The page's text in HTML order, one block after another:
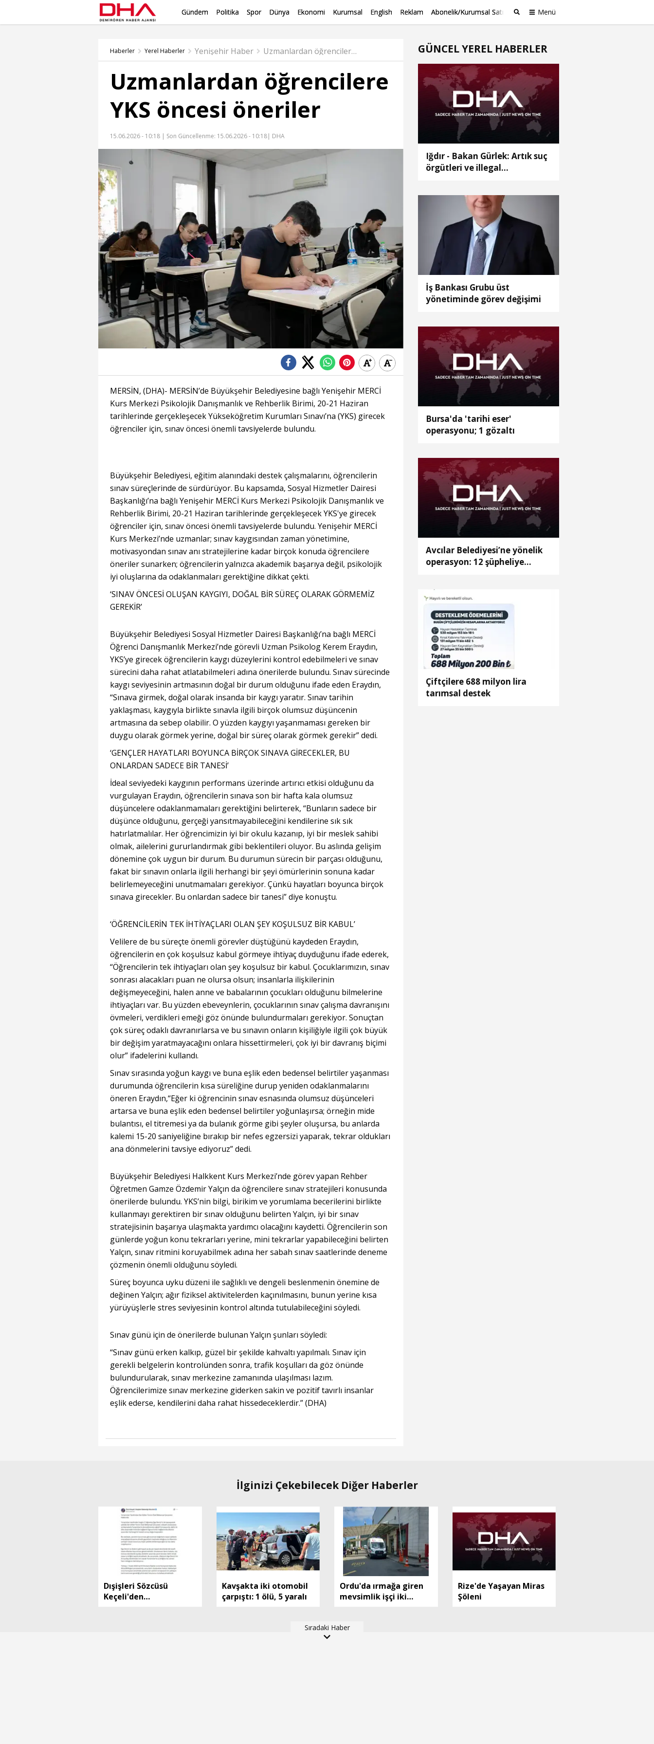
Gündem Politika Spor Dünya Ekonomi Kurumsal English Reklam Abonelik/Kurumsal Satış Menü
Haberler Yerel Haberler Yenişehir Haber Uzmanlardan öğrencilere YKS öncesi öneriler
Uzmanlardan öğrencilere
YKS öncesi öneriler
15.06.2026 - 10:18 | Son Güncellenme: 15.06.2026 - 10:18| DHA
MERSİN, (DHA)- MERSİN’de Büyükşehir Belediyesine bağlı Yenişehir MERCİ
Kurs Merkezi Psikolojik Danışmanlık ve Rehberlik Birimi, 20-21 Haziran
tarihlerinde gerçekleşecek Yükseköğretim Kurumları Sınavı’na (YKS) girecek
öğrenciler için, sınav öncesi önemli tavsiyelerde bulundu.
Büyükşehir Belediyesi, eğitim alanındaki destek çalışmalarını, öğrencilerin
sınav süreçlerinde de sürdürüyor. Bu kapsamda, Sosyal Hizmetler Dairesi
Başkanlığı’na bağlı Yenişehir MERCİ Kurs Merkezi Psikolojik Danışmanlık ve
Rehberlik Birimi, 20-21 Haziran tarihlerinde gerçekleşecek YKS'ye girecek
öğrenciler için, sınav öncesi önemli tavsiyelerde bulundu. Yenişehir MERCİ
Kurs Merkezi’nde uzmanlar; sınav kaygısından zaman yönetimine,
motivasyondan sınav anı stratejilerine kadar birçok konuda öğrencilere
öneriler sunarken; öğrencilerin yalnızca akademik başarıya değil, psikolojik
iyi oluşlarına da odaklanmaları gerektiğine dikkat çekti.
‘SINAV ÖNCESİ OLUŞAN KAYGIYI, DOĞAL BİR SÜREÇ OLARAK GÖRMEMİZ
GEREKİR’
Büyükşehir Belediyesi Sosyal Hizmetler Dairesi Başkanlığı’na bağlı MERCİ
Öğrenci Danışmanlık Merkezi’nde görevli Uzman Psikolog Kerem Eraydın,
YKS’ye girecek öğrencilerin kaygı düzeylerini kontrol edebilmeleri ve sınav
sürecini daha rahat atlatabilmeleri adına önerilerde bulundu. Sınav sürecinde
kaygı seviyesinin artmasının doğal bir durum olduğunu ifade eden Eraydın,
“Sınava girmek, doğal olarak insanda bir kaygı yaratır. Sınav tarihin
yaklaşması, kaygıyla birlikte sınavla ilgili birçok olumsuz düşüncenin
artmasına da sebep olabilir. O yüzden kaygıyı yaşanmaması gereken bir
duygu olarak görmek yerine, doğal bir süreç olarak görmek gerekir” dedi.
‘GENÇLER HAYATLARI BOYUNCA BİRÇOK SINAVA GİRECEKLER, BU
ONLARDAN SADECE BİR TANESİ’
İdeal seviyedeki kaygının performans üzerinde artırıcı etkisi olduğunu da
vurgulayan Eraydın, öğrencilerin sınava son bir hafta kala olumsuz
düşüncelere odaklanmamaları gerektiğini belirterek, “Bunların sadece bir
düşünce olduğunu, gerçeği yansıtmayabileceğini kendilerine sık sık
hatırlatmalılar. Her öğrencimizin iyi bir okulu kazanıp, iyi bir meslek sahibi
olmak, ailelerini gururlandırmak gibi beklentileri oluyor. Bu aslında gelişim
dönemine çok uygun bir durum. Bu durumun sürecin bir parçası olduğunu,
fakat bir sınavın onlarla ilgili herhangi bir şeyi ömürlerinin sonuna kadar
belirlemeyeceğini unutmamaları gerekiyor. Çünkü hayatları boyunca birçok
sınava girecekler. Bu onlardan sadece bir tanesi” diye konuştu.
‘ÖĞRENCİLERİN TEK İHTİYAÇLARI OLAN ŞEY KOŞULSUZ BİR KABUL’
Velilere de bu süreçte önemli görevler düştüğünü kaydeden Eraydın,
öğrencilerin en çok koşulsuz kabul görmeye ihtiyaç duyduğunu ifade ederek,
“Öğrencilerin tek ihtiyaçları olan şey koşulsuz bir kabul. Çocuklarımızın, sınav
sonrası alacakları puan ne olursa olsun; insanlarla ilişkilerinin
değişmeyeceğini, halen anne ve babalarının çocukları olduğunu bilmelerine
ihtiyaçları var. Bu yüzden ebeveynlerin, çocuklarının sınav çalışma davranışını
övmeleri, verdikleri emeği göz önünde bulundurmaları gerekiyor. Sonuçtan
çok süreç odaklı davranırlarsa ve bu sınavın onların kişiliğiyle ilgili çok büyük
bir değişim yaratmayacağını onlara hissettirmeleri, çok iyi bir davranış biçimi
olur” ifadelerini kullandı.
Sınav sırasında yoğun kaygı ve buna eşlik eden bedensel belirtiler yaşanması
durumunda öğrencilerin kısa süreliğine durup yeniden odaklanmalarını
öneren Eraydın,“Eğer ki öğrencinin sınav esnasında olumsuz düşünceleri
artarsa ve buna eşlik eden bedensel belirtiler yoğunlaşırsa; örneğin mide
bulantısı, el titremesi ya da bulanık görme gibi şeyler oluşursa, bu anlarda
kalemi 15-20 saniyeliğine bırakıp bir nefes egzersizi yaparak, tekrar oldukları
ana dönmelerini tavsiye ediyoruz” dedi.
Büyükşehir Belediyesi Halkkent Kurs Merkezi’nde görev yapan Rehber
Öğretmen Gamze Özdemir Yalçın da öğrencilere sınav stratejileri konusunda
önerilerde bulundu. YKS’nin bilgi, birikim ve yorumlama becerilerini birlikte
kullanmayı gerektiren bir sınav olduğunu belirten Yalçın, iyi bir sınav
stratejisinin başarıya ulaşmakta yardımcı olacağını kaydetti. Öğrencilerin son
günlerde yoğun konu tekrarları yerine, mini tekrarlar yapabileceğini belirten
Yalçın, sınav ritmini koruyabilmek adına her sabah sınav saatlerinde deneme
çözmenin önemli olduğunu söyledi.
Süreç boyunca uyku düzeni ile sağlıklı ve dengeli beslenmenin önemine de
değinen Yalçın; ağır fiziksel aktivitelerden kaçınılmasını, bunun yerine kısa
yürüyüşlerle stres seviyesinin kontrol altında tutulabileceğini söyledi.
Sınav günü için de önerilerde bulunan Yalçın şunları söyledi:
“Sınav günü erken kalkıp, güzel bir şekilde kahvaltı yapılmalı. Sınav için
gerekli belgelerin kontrolünden sonra, trafik koşulları da göz önünde
bulundurularak, sınav merkezine zamanında ulaşılması lazım.
Öğrencilerimize sınav merkezine giderken sakin ve pozitif tavırlı insanlar
eşlik ederse, kendilerini daha rahat hissedeceklerdir.” (DHA)
GÜNCEL YEREL HABERLER
Iğdır - Bakan Gürlek: Artık suç
örgütleri ve illegal
İş Bankası Grubu üst
yönetiminde görev değişimi
Bursa'da 'tarihi eser'
operasyonu; 1 gözaltı
Avcılar Belediyesi’ne yönelik
operasyon: 12 şüpheliye
Çiftçilere 688 milyon lira
tarımsal destek
İlginizi Çekebilecek Diğer Haberler
Dışişleri Sözcüsü
Keçeli'den
Kavşakta iki otomobil
çarpıştı: 1 ölü, 5 yaralı
Ordu'da ırmağa giren
mevsimlik işçi iki
Rize'de Yaşayan Miras
Şöleni
Sıradaki Haber